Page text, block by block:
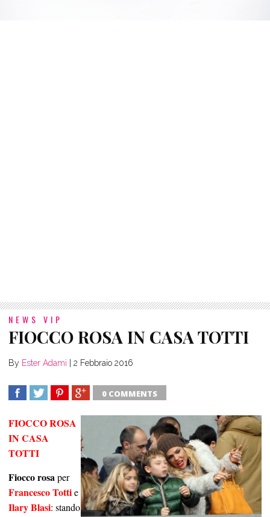
NEWS VIP
FIOCCO ROSA IN CASA TOTTI
By Ester Adami 2 Febbraio 2016
0 COMMENTS
FIOCCO ROSA
IN CASA
TOTTI
Fiocco rosaper
Francesco Tottie
Ilary Blasi: stando